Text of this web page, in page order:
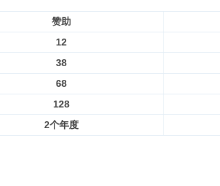
赞助
12
38
68
128
2个年度